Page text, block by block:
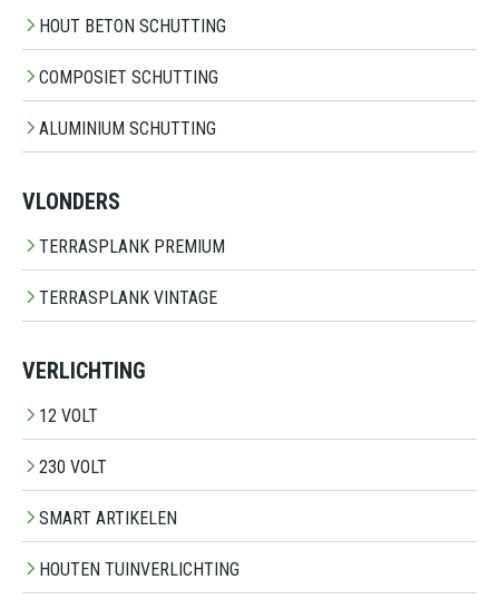
HOUT BETON SCHUTTING
COMPOSIET SCHUTTING
ALUMINIUM SCHUTTING
VLONDERS
TERRASPLANK PREMIUM
TERRASPLANK VINTAGE
VERLICHTING
12 VOLT
230 VOLT
SMART ARTIKELEN
HOUTEN TUINVERLICHTING